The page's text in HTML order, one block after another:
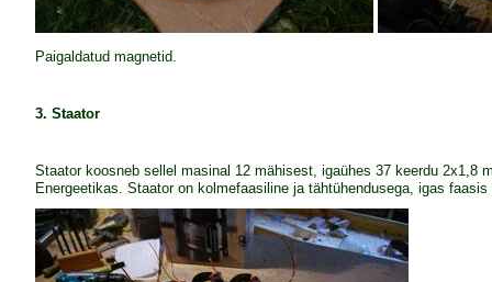
Paigaldatud magnetid.
3. Staator
Staator koosneb sellel masinal 12 mähisest, igaühes 37 keerdu 2x1,8
Energeetikas. Staator on kolmefaasiline ja tähtühendusega, igas